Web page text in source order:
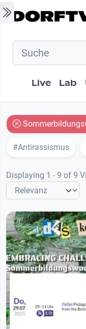
Skip to main content
Live Lab
#Antirassismus
Displaying 1 - 9 of 9